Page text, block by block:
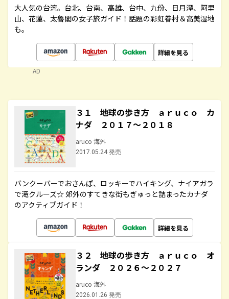
大人気の台湾。台北、台南、高雄、台中、九份、日月潭、阿里
山、花蓮、太魯閣の女子旅ガイド！話題の彩虹眷村＆高美湿地
も。
詳細を見る
AD
３１ 地球の歩き方 ａｒｕｃｏ カ
ナダ ２０１７～２０１８
aruco 海外
2017.05.24 発売
バンクーバーでおさんぽ、ロッキーでハイキング、ナイアガラ
で滝クルーズ☆ 郊外のすてきな街もぎゅっと詰まったカナダ
のアクティブガイド！
詳細を見る
３２ 地球の歩き方 ａｒｕｃｏ オ
ランダ ２０２６～２０２７
aruco 海外
2026.01.26 発売